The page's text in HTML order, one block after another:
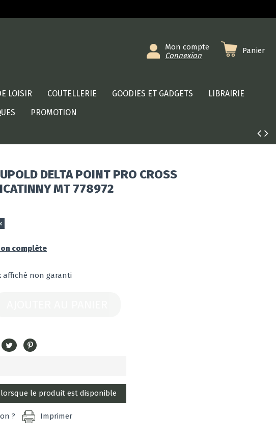
Mon compte
Connexion
Panier
LOISIR COUTELLERIE GOODIES ET GADGETS
LIBRAIRIE
PROMOTION
DELTA POINT PRO CROSS
MT 778972
complète
affiché non garanti
? Imprimer